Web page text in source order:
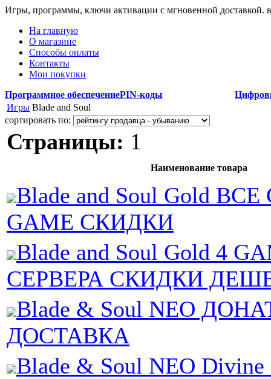
Игры, программы, ключи активации с мгновенной доставкой.
На главную
О магазине
Способы оплаты
Контакты
Мои покупки
Программное обеспечениеPIN-коды
Игры Blade and Soul
сортировать по:
Страницы: 1
Наименование товара
Blade and Soul Gold
GAME СКИДКИ
Blade and Soul Gold 4
СЕРВЕРА СКИДКИ
Blade & Soul NEO
ДОСТАВКА
Blade & Soul NEO Divine